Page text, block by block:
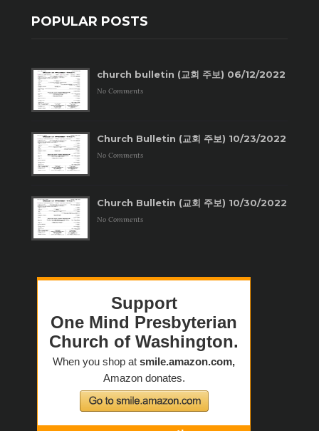
POPULAR POSTS
church bulletin (교회 주보) 06/12/2022
No Comments
Church Bulletin (교회 주보) 10/23/2022
No Comments
Church Bulletin (교회 주보) 10/30/2022
No Comments